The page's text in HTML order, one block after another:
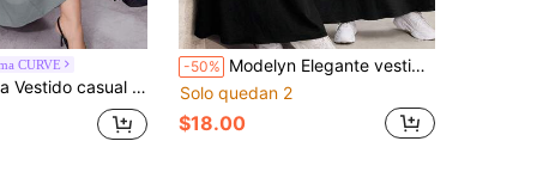
CURVE
y detalle de botones, para mujer de talla grande, vestidos maxi elegantes y modestos de estilo árabe, para viajes/casual/hogar/vacaciones
-50% Modelyn Elegante vestido con capucha de color block y bajo acampanado, otoño/invierno
Solo quedan 2
$18.00